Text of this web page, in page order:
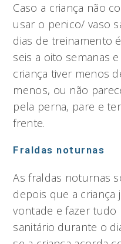
Caso a criança não
usar o penico/ vaso
dias de treinamento
seis a oito semanas
criança tiver menos
menos, ou não
pela perna, pare e
frente.
Fraldas noturnas
As fraldas noturnas
depois que a criança
vontade e fazer tudo
sanitário durante o